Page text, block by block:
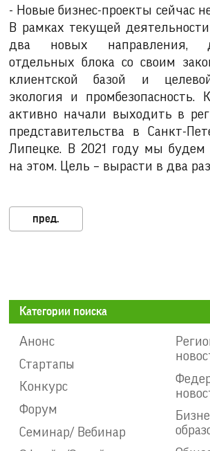
- Новые бизнес-проекты сейчас
В рамках текущей
два новых направления,
отдельных блока со своим
клиентской базой и
экология и промбезопасность.
активно начали выходить в
представительства в Санкт-
Липецке. В 2021 году мы будем
на этом. Цель – вырасти в два
Категории поиска
Анонс
Стартапы
Конкурс
Форум
Семинар/ Вебинар